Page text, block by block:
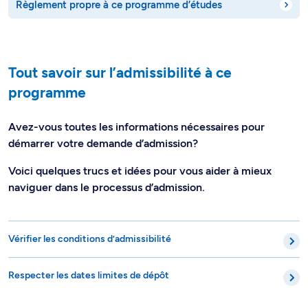
Règlement propre à ce programme d’études
Tout savoir sur l’admissibilité à ce
programme
Avez-vous toutes les informations nécessaires pour
démarrer votre demande d’admission?
Voici quelques trucs et idées pour vous aider à mieux
naviguer dans le processus d’admission.
Vérifier les conditions d’admissibilité
Respecter les dates limites de dépôt